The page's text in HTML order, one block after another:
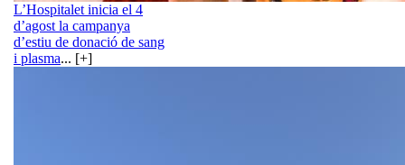
L’Hospitalet inicia el 4
d’agost la campanya
d’estiu de donació de sang
i plasma... [+]